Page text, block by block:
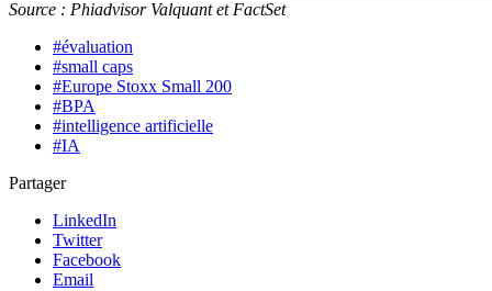
Source : Phiadvisor Valquant et FactSet
#évaluation
#small caps
#Europe Stoxx Small 200
#BPA
#intelligence artificielle
#IA
Partager
LinkedIn
Twitter
Facebook
Email